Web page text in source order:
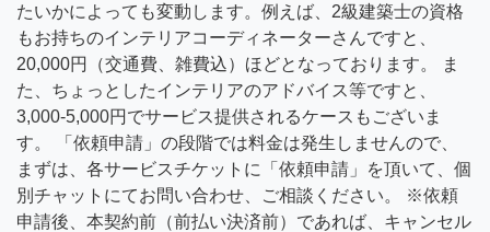
たいかによっても変動します。例えば、2級建築士の資格
もお持ちのインテリアコーディネーターさんですと、
20,000円（交通費、雑費込）ほどとなっております。 ま
た、ちょっとしたインテリアのアドバイス等ですと、
3,000-5,000円でサービス提供されるケースもございま
す。 「依頼申請」の段階では料金は発生しませんので、
まずは、各サービスチケットに「依頼申請」を頂いて、個
別チャットにてお問い合わせ、ご相談ください。 ※依頼
申請後、本契約前（前払い決済前）であれば、キャンセル